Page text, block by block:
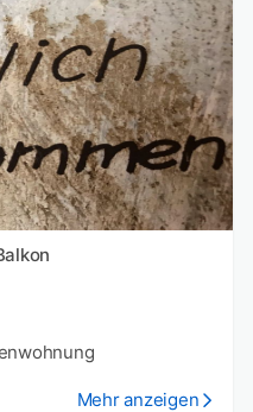
Mehr anzeigen